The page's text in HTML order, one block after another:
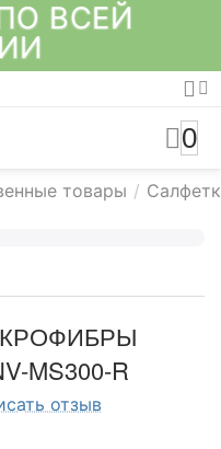
ВСЕЙ
0
товары /
MS300-R
отзыв